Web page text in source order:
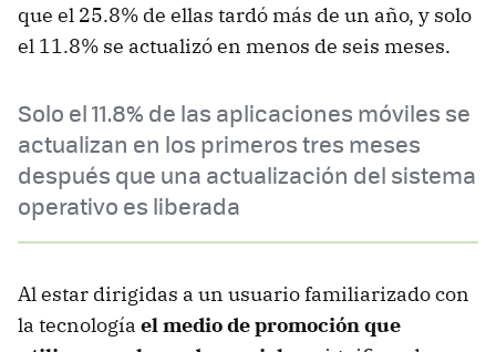
que el 25.8% de ellas tardó más de un año, y solo
el 11.8% se actualizó en menos de seis meses.
Solo el 11.8% de las aplicaciones móviles se
actualizan en los primeros tres meses
después que una actualización del sistema
operativo es liberada
Al estar dirigidas a un usuario familiarizado con
la tecnología el medio de promoción que